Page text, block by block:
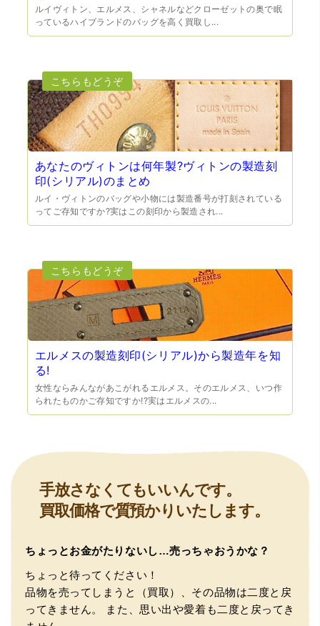
（大阪府門真市）他店ではメール見積もりの時点で数千
円〜1万程度の見積もりでしたが、こちらのメールでの見積
もりは倍以上ちがうので利用させて頂きました。 対応も丁
寧で良かったです。
なく安心して任せられました。 ありがとうございます。
（兵庫県宝塚市）預かって頂くときに持っていた方の宝石
も見て頂く事が出き、購入した商品の価値をいろいろ教え
（大阪府池田市）とても親切で丁寧な対応に感激いたしま
した。質屋さんはわりと利用して(主に中古品の購入)慣れて
いましたが、今までの質屋さんとは全く違う、とても良い
印象でした。何度でも伺いたくなりました。この度は、本
当にありがとうございました。
ルイヴィトン、エルメス、シャネルなどクローゼットの奥で眠
っているハイブランドのバッグを高く買取し...
あなたのヴィトンは何年製?ヴィトンの製造刻
印(シリアル)のまとめ
ルイ・ヴィトンのバッグや小物には製造番号が打刻されている
ってご存知ですか?実はこの刻印から製造され...
エルメスの製造刻印(シリアル)から製造年を知
る!
女性ならみんながあこがれるエルメス。そのエルメス、いつ作
られたものかご存知ですか!?実はエルメスの...
手放さなくてもいいんです。
買取価格で質預かりいたします。
ちょっとお金がたりないし…売っちゃおうかな？
ちょっと待ってください！
品物を売ってしまうと（買取）、その品物は二度と戻
ってきません。
また、思い出や愛着も二度と戻ってき